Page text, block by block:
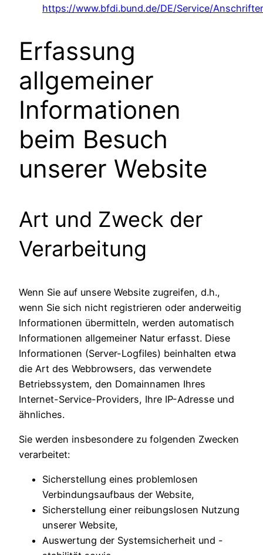
https://www.bfdi.bund.de/DE/Service/
Erfassung
allgemeiner
Informationen
beim Besuch
unserer Website
Art und Zweck der
Verarbeitung
Wenn Sie auf unsere Website zugreifen, d.h.,
wenn Sie sich nicht registrieren oder anderweitig
Informationen übermitteln, werden automatisch
Informationen allgemeiner Natur erfasst. Diese
Informationen (Server-Logfiles) beinhalten etwa
die Art des Webbrowsers, das verwendete
Betriebssystem, den Domainnamen Ihres
Internet-Service-Providers, Ihre IP-Adresse und
ähnliches.
Sie werden insbesondere zu folgenden Zwecken
verarbeitet:
Sicherstellung eines problemlosen
Verbindungsaufbaus der Website,
Sicherstellung einer reibungslosen Nutzung
unserer Website,
Auswertung der Systemsicherheit und -